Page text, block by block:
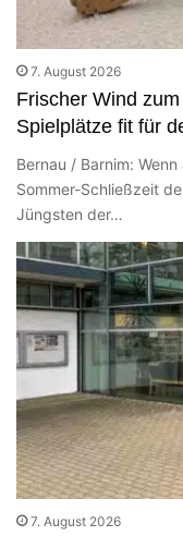
7. August 2026
Frischer Wind
Spielplätze fit für
Bernau / Barnim:
Sommer-Schließzeit
Jüngsten der…
7. August 2026